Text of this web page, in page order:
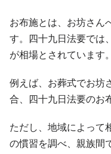
お布施とは、お坊さん
す。四十九日法要では
が相場とされています。
例えば、お葬式でお坊
合、四十九日法要のお
ただし、地域によって
の慣習を調べ、親族間